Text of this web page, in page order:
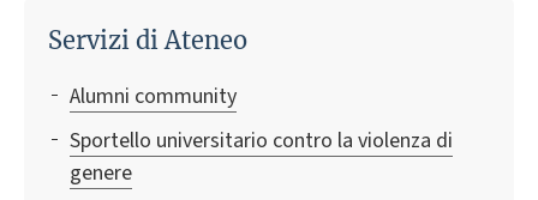
Servizi di Ateneo
Alumni community
Sportello universitario contro la violenza di
genere